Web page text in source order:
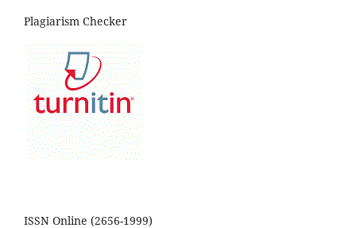
Plagiarism Checker
ISSN Online (2656-1999)